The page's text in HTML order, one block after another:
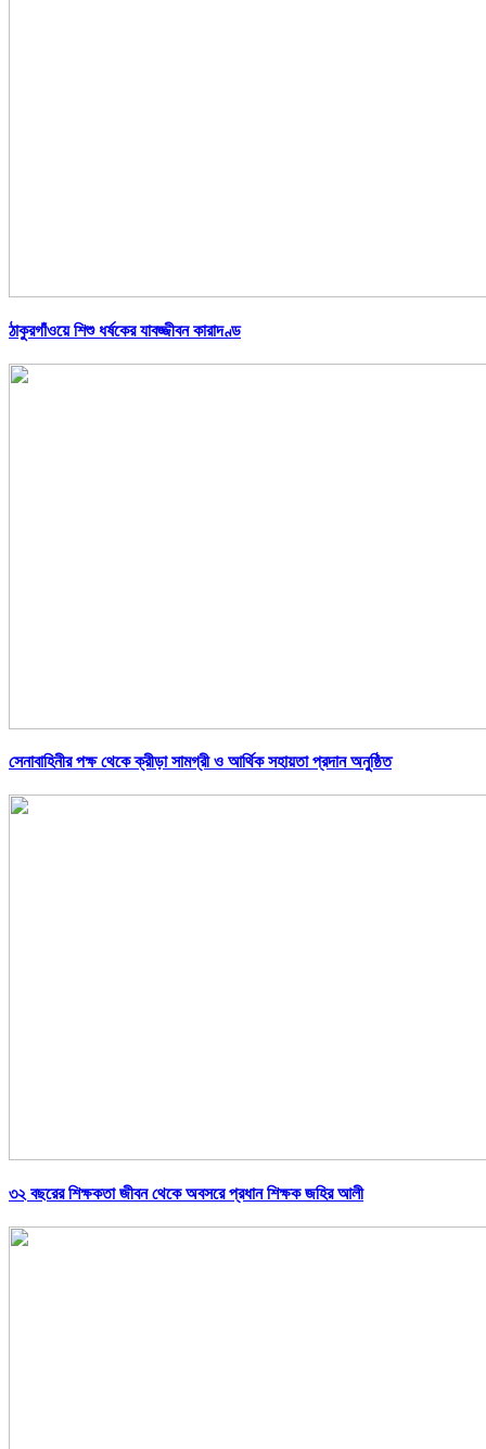
ঠাকুরগাঁওয়ে শিশু ধর্ষকের যাবজ্জীবন কারাদণ্ড
সেনাবাহিনীর পক্ষ থেকে ক্রীড়া সামগ্রী ও আর্থিক সহায়তা প্রদান অনুষ্ঠিত
৩২ বছরের শিক্ষকতা জীবন থেকে অবসরে প্রধান শিক্ষক জহির আলী